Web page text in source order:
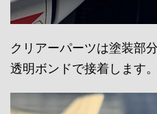
クリアーパーツは塗装部
透明ボンドで接着します。